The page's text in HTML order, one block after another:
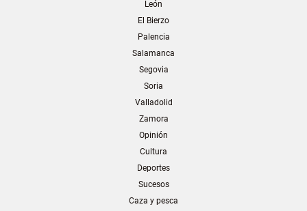
León
El Bierzo
Palencia
Salamanca
Segovia
Soria
Valladolid
Zamora
Opinión
Cultura
Deportes
Sucesos
Caza y pesca